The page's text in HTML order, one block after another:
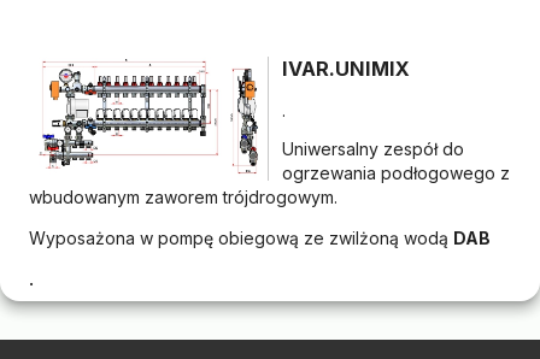
IVAR.UNIMIX
.
Uniwersalny zespół do
ogrzewania podłogowego z
wbudowanym zaworem trójdrogowym.
Wyposażona w pompę obiegową ze zwilżoną wodą DAB
.